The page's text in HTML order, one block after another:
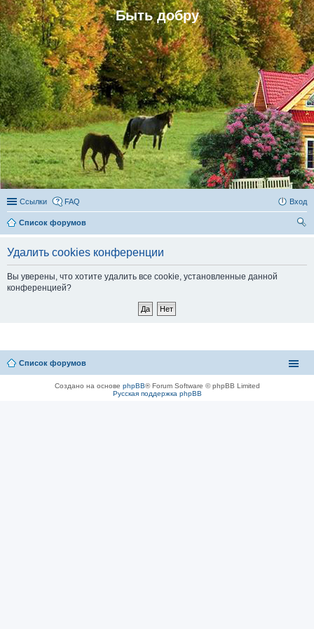
Быть добру
Ссылки FAQ Вход
Список форумов
Удалить cookies конференции
Вы уверены, что хотите удалить все cookie, установленные данной
конференцией?
Список форумов
Создано на основе phpBB® Forum Software © phpBB Limited
Русская поддержка phpBB